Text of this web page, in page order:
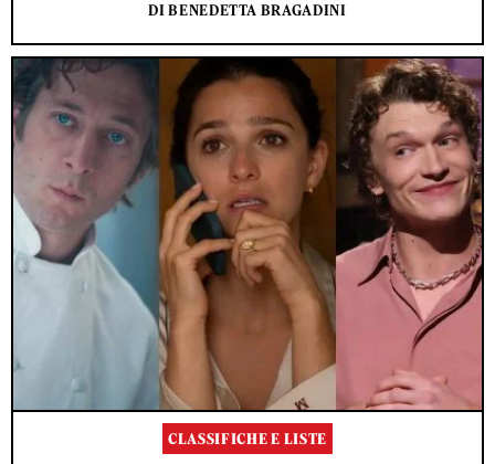
DI BENEDETTA BRAGADINI
CLASSIFICHE E LISTE